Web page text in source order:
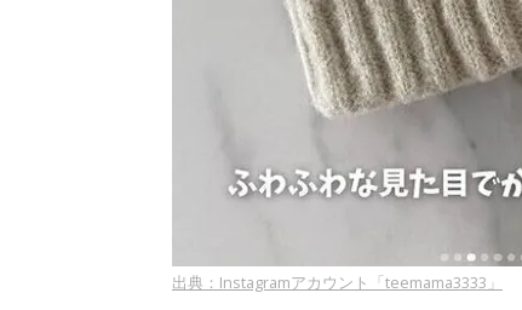
出典：Instagramアカウント「teemama3333」